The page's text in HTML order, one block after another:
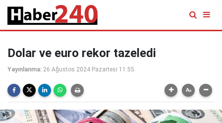
Dolar ve euro rekor tazeledi
Yayınlanma: 26 Ağustos 2024 Pazartesi 11:55